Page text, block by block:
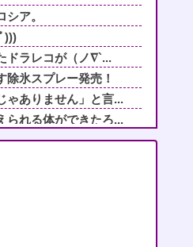
ア。
)))
ドラレコが（ノ∇`...
除氷スプレー発売！
ゃありません」と言...
られる体ができたろ...
？自分の顔も写り...
本が悪いと思って...
囲を見回したら、...